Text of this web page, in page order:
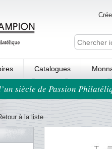
Catalogues
siècle de Passion
à la liste